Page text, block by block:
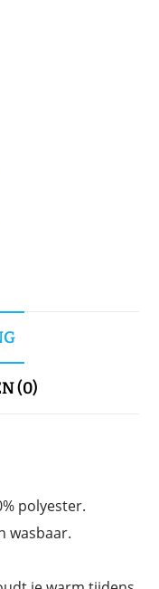
(0)
polyester.
wasbaar.